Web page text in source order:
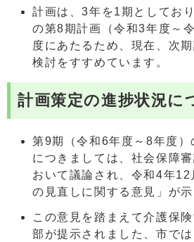
計画は、3年を1期としてお
の第8期計画（令和3年度～
度にあたるため、現在、次
検討をすすめています。
計画策定の進捗状況に
第9期（令和6年度～8年度）
につきましては、社会保障
おいて議論され、令和4年
の見直しに関する意見」が示
この意見を踏まえて介護保
部が提示されました、市で